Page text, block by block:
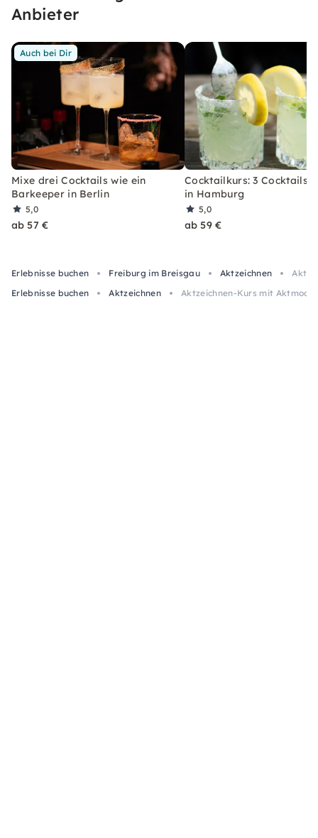
wirst.
Anbieter
Auch bei Dir
Mixe drei Cocktails wie ein
Barkeeper in Berlin
5,0
ab 57 €
Cocktailkurs: 3 Cocktails
in Hamburg
5,0
ab 59 €
Erlebnisse buchen Freiburg im Breisgau Aktzeichnen
Erlebnisse buchen
Aktzeichnen Aktzeichnen-Kurs mit